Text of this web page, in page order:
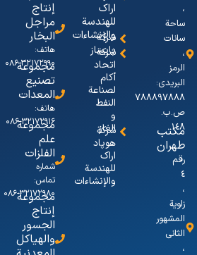
،
ساحة
سانات
،
الرمز
البریدی:
٧٨٨٨٩٧٨٨٨
ص.ب.
١٤٨
مکتب
طهران
رقم
٤
،
زاویة
المشهور
الثانی
،
اراک
للهندسة
والإنشاءات
شرکة
پایساز
شركة
اتحاد
أكام
لصناعة
النفط
و
الغاز
شرکة
هوپاد
اراک
للهندسة
والإنشاءات
إنتاج
مراجل
البخار
هاتف:
۳۲۱۷۲۹۹۰-۰۸۶
مجموعة
تصنيع
المعدات
هاتف:
۳۲۱۷۲۹۱۶-۰۸۶
مجموعة
علم
الفلزات
شماره
تماس:
۳۲۱۷۲۹۸۰-۰۸۶
مجموعة
إنتاج
الجسور
والهياكل